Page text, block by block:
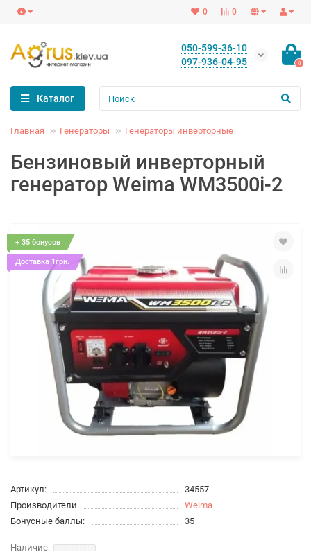
0
0
050-599-36-10
097-936-04-95
0
Каталог
Главная Генераторы Генераторы инверторные
Бензиновый инверторный
генератор Weima WM3500i-2
+ 35 бонусов
Доставка 1грн.
Артикул:
34557
Производители
Weima
Бонусные баллы:
35